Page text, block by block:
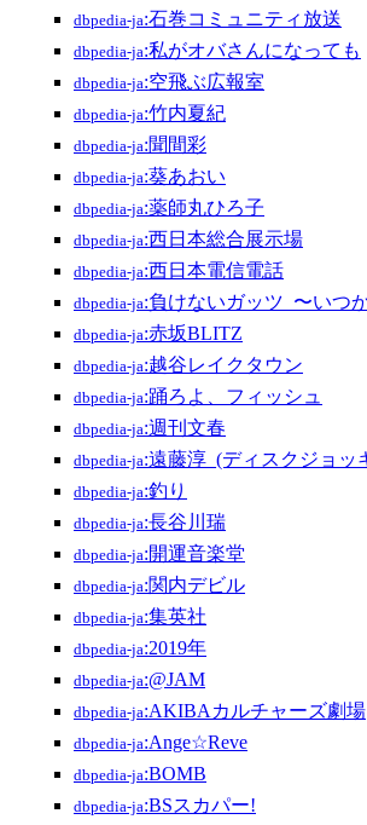
dbpedia-ja:石巻コミュニティ放送
dbpedia-ja:私がオバさんになっても
dbpedia-ja:空飛ぶ広報室
dbpedia-ja:竹内夏紀
dbpedia-ja:聞間彩
dbpedia-ja:葵あおい
dbpedia-ja:薬師丸ひろ子
dbpedia-ja:西日本総合展示場
dbpedia-ja:西日本電信電話
dbpedia-ja:負けないガッツ_〜いつ
dbpedia-ja:赤坂BLITZ
dbpedia-ja:越谷レイクタウン
dbpedia-ja:踊ろよ、フィッシュ
dbpedia-ja:週刊文春
dbpedia-ja:遠藤淳_(ディスクジョッ
dbpedia-ja:釣り
dbpedia-ja:長谷川瑞
dbpedia-ja:開運音楽堂
dbpedia-ja:関内デビル
dbpedia-ja:集英社
dbpedia-ja:2019年
dbpedia-ja:@JAM
dbpedia-ja:AKIBAカルチャーズ劇場
dbpedia-ja:Ange☆Reve
dbpedia-ja:BOMB
dbpedia-ja:BSスカパー!